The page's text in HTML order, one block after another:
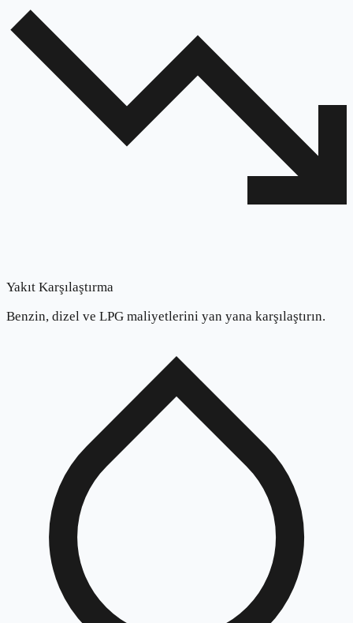
Yakıt Karşılaştırma
Benzin, dizel ve LPG maliyetlerini yan yana karşılaştırın.